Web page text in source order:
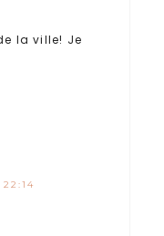
la ville! Je